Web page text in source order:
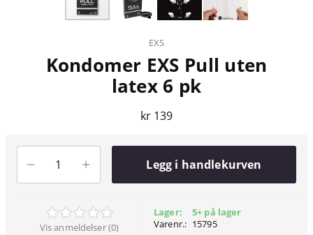
EXS
Kondomer EXS Pull uten
latex 6 pk
kr 139
Legg i handlekurven
Vis anmeldelser (0)
Lager:
Varenr.:
5+ på lager
15795